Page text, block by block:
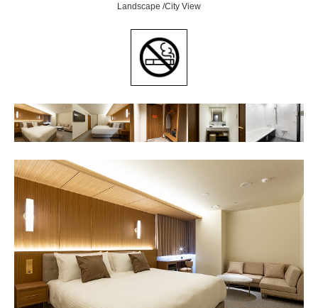
Landscape /City View